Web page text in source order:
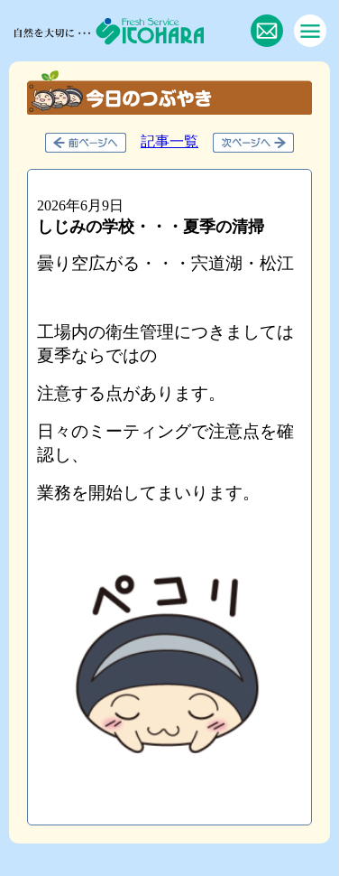
記事一覧
2026年6月9日
しじみの学校・・・夏季の清掃
曇り空広がる・・・宍道湖・松江
工場内の衛生管理につきましては
夏季ならではの
注意する点があります。
日々のミーティングで注意点を確
認し、
業務を開始してまいります。